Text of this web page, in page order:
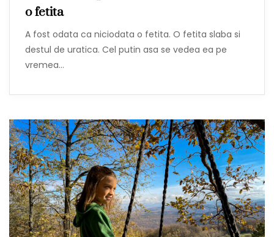
o fetita
A fost odata ca niciodata o fetita. O fetita slaba si
destul de uratica. Cel putin asa se vedea ea pe
vremea…